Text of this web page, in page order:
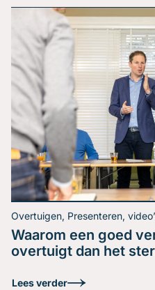
Hoe houd
Overtuigen, Presenteren,
Waarom een goed
overtuigt dan het
Lees verder